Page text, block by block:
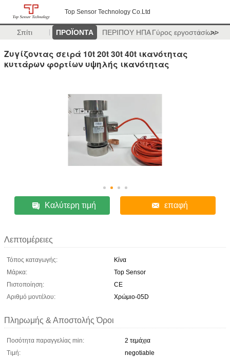
Top Sensor Technology Co.Ltd
Σπίτι ΠΡΟΪΟΝΤΑ ΠΕΡΙΠΟΥ ΗΠΑΓύρος εργοστασίων
>>
Ζυγίζοντας σειρά 10t 20t 30t 40t ικανότητας
κυττάρων φορτίων υψηλής ικανότητας
Καλύτερη τιμή επαφή
Λεπτομέρειες
Τόπος καταγωγής:
Κίνα
Μάρκα:
Top Sensor
Πιστοποίηση:
CE
Αριθμό μοντέλου:
Χρώμιο-05D
Πληρωμής & Αποστολής Όροι
Ποσότητα παραγγελίας min:
2 τεμάχια
Τιμή:
negotiable